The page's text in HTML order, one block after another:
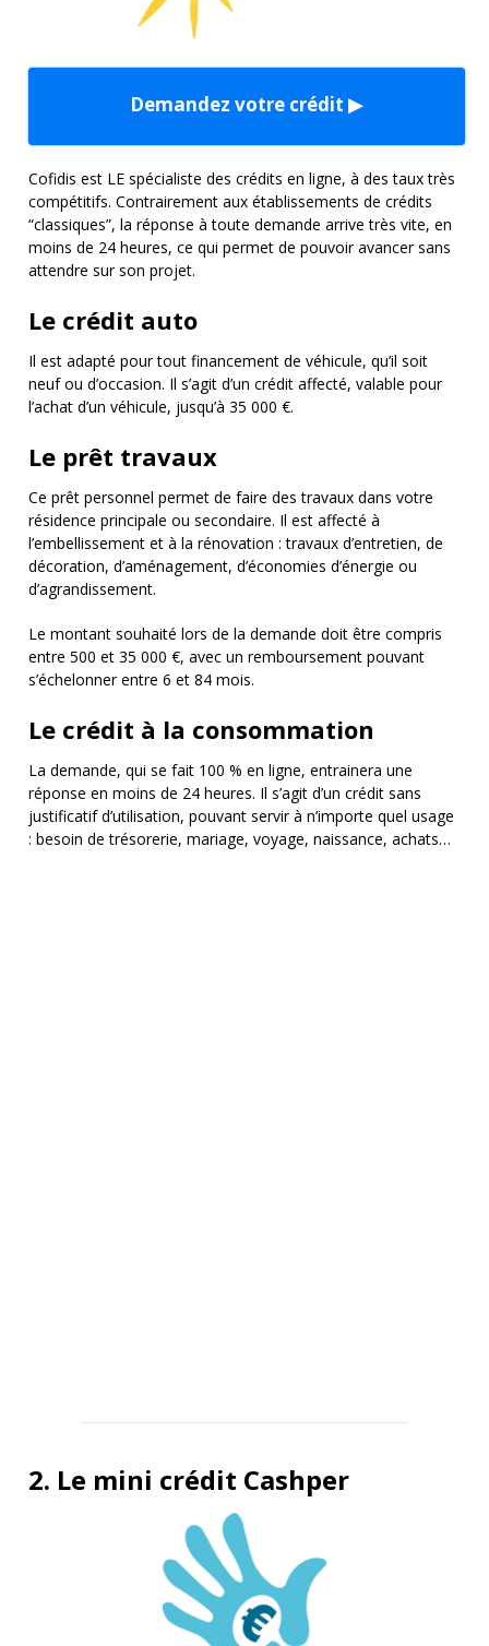
Demandez votre crédit ▶
Cofidis est LE spécialiste des crédits en ligne, à des taux très
compétitifs. Contrairement aux établissements de crédits
“classiques”, la réponse à toute demande arrive très vite, en
moins de 24 heures, ce qui permet de pouvoir avancer sans
attendre sur son projet.
Le crédit auto
Il est adapté pour tout financement de véhicule, qu’il soit
neuf ou d’occasion. Il s’agit d’un crédit affecté, valable pour
l’achat d’un véhicule, jusqu’à 35 000 €.
Le prêt travaux
Ce prêt personnel permet de faire des travaux dans votre
résidence principale ou secondaire. Il est affecté à
l’embellissement et à la rénovation : travaux d’entretien, de
décoration, d’aménagement, d’économies d’énergie ou
d’agrandissement.
Le montant souhaité lors de la demande doit être compris
entre 500 et 35 000 €, avec un remboursement pouvant
s’échelonner entre 6 et 84 mois.
Le crédit à la consommation
La demande, qui se fait 100 % en ligne, entrainera une
réponse en moins de 24 heures. Il s’agit d’un crédit sans
justificatif d’utilisation, pouvant servir à n’importe quel usage
: besoin de trésorerie, mariage, voyage, naissance, achats…
2. Le mini crédit Cashper